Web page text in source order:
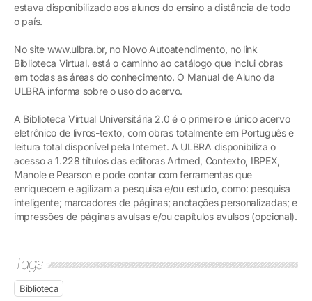
estava disponibilizado aos alunos do ensino a distância de todo
o país.
No site www.ulbra.br, no Novo Autoatendimento, no link
Biblioteca Virtual. está o caminho ao catálogo que inclui obras
em todas as áreas do conhecimento. O Manual de Aluno da
ULBRA informa sobre o uso do acervo.
A Biblioteca Virtual Universitária 2.0 é o primeiro e único acervo
eletrônico de livros-texto, com obras totalmente em Português e
leitura total disponível pela Internet. A ULBRA disponibiliza o
acesso a 1.228 títulos das editoras Artmed, Contexto, IBPEX,
Manole e Pearson e pode contar com ferramentas que
enriquecem e agilizam a pesquisa e/ou estudo, como: pesquisa
inteligente; marcadores de páginas; anotações personalizadas; e
impressões de páginas avulsas e/ou capítulos avulsos (opcional).
Tags
Biblioteca